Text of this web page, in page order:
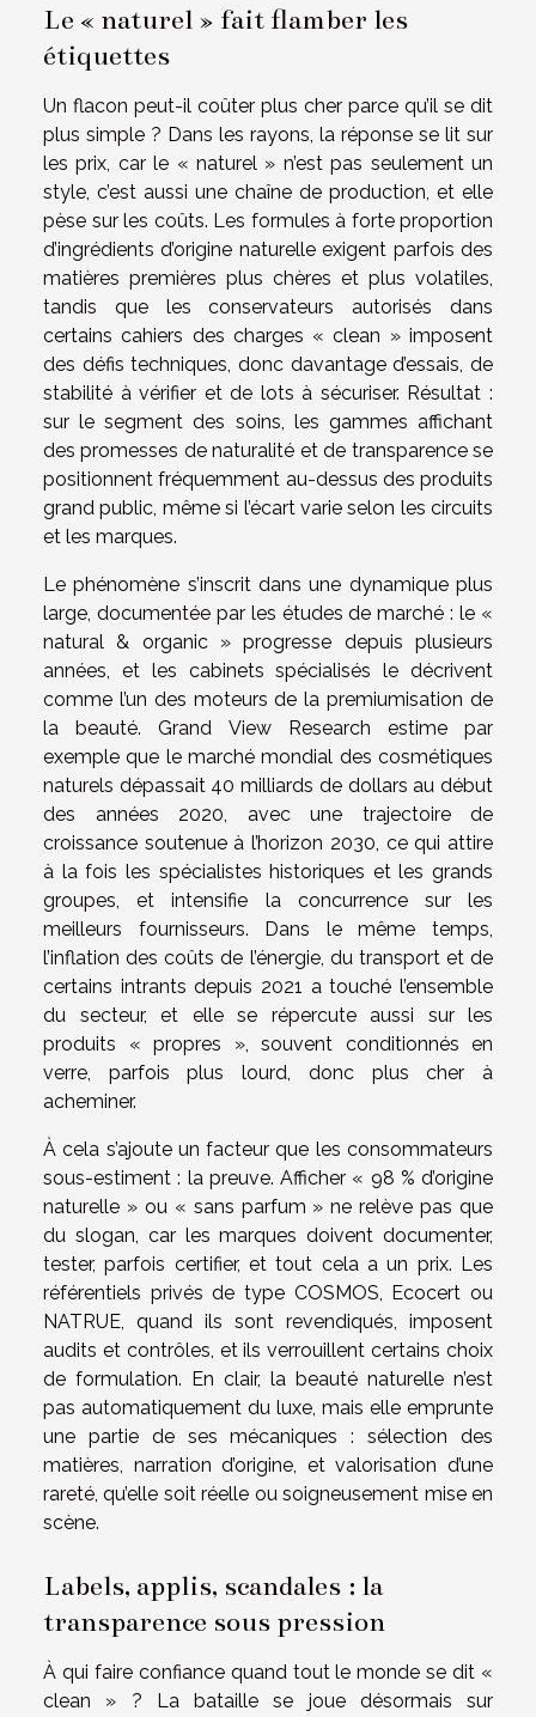
Le « naturel » fait flamber les
étiquettes
Un flacon peut-il coûter plus cher parce qu’il se dit
plus simple ? Dans les rayons, la réponse se lit sur
les prix, car le « naturel » n’est pas seulement un
style, c’est aussi une chaîne de production, et elle
pèse sur les coûts. Les formules à forte proportion
d’ingrédients d’origine naturelle exigent parfois des
matières premières plus chères et plus volatiles,
tandis que les conservateurs autorisés dans
certains cahiers des charges « clean » imposent
des défis techniques, donc davantage d’essais, de
stabilité à vérifier et de lots à sécuriser. Résultat :
sur le segment des soins, les gammes affichant
des promesses de naturalité et de transparence se
positionnent fréquemment au-dessus des produits
grand public, même si l’écart varie selon les circuits
et les marques.
Le phénomène s’inscrit dans une dynamique plus
large, documentée par les études de marché : le «
natural & organic » progresse depuis plusieurs
années, et les cabinets spécialisés le décrivent
comme l’un des moteurs de la premiumisation de
la beauté. Grand View Research estime par
exemple que le marché mondial des cosmétiques
naturels dépassait 40 milliards de dollars au début
des années 2020, avec une trajectoire de
croissance soutenue à l’horizon 2030, ce qui attire
à la fois les spécialistes historiques et les grands
groupes, et intensifie la concurrence sur les
meilleurs fournisseurs. Dans le même temps,
l’inflation des coûts de l’énergie, du transport et de
certains intrants depuis 2021 a touché l’ensemble
du secteur, et elle se répercute aussi sur les
produits « propres », souvent conditionnés en
verre, parfois plus lourd, donc plus cher à
acheminer.
À cela s’ajoute un facteur que les consommateurs
sous-estiment : la preuve. Afficher « 98 % d’origine
naturelle » ou « sans parfum » ne relève pas que
du slogan, car les marques doivent documenter,
tester, parfois certifier, et tout cela a un prix. Les
référentiels privés de type COSMOS, Ecocert ou
NATRUE, quand ils sont revendiqués, imposent
audits et contrôles, et ils verrouillent certains choix
de formulation. En clair, la beauté naturelle n’est
pas automatiquement du luxe, mais elle emprunte
une partie de ses mécaniques : sélection des
matières, narration d’origine, et valorisation d’une
rareté, qu’elle soit réelle ou soigneusement mise en
scène.
Labels, applis, scandales : la
transparence sous pression
À qui faire confiance quand tout le monde se dit «
clean » ? La bataille se joue désormais sur